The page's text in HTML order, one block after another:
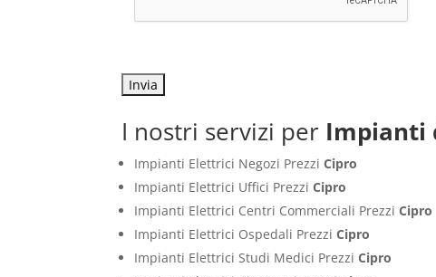
I nostri servizi per Impianti
Impianti Elettrici Negozi PrezziCipro
Impianti Elettrici Uffici PrezziCipro
Impianti Elettrici Centri Commerciali PrezziCipro
Impianti Elettrici Ospedali PrezziCipro
Impianti Elettrici Studi Medici PrezziCipro